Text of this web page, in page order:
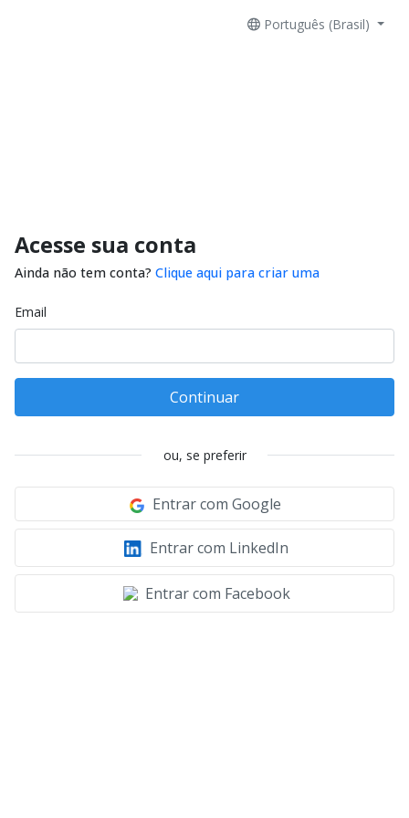
Português (Brasil)
Acesse sua conta
Ainda não tem conta? Clique aqui para criar uma
Email
Continuar
ou, se preferir
Entrar com Google
Entrar com LinkedIn
Entrar com Facebook